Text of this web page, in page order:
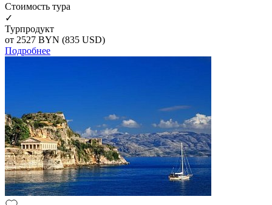
Cтоимость тура
✓
Турпродукт
от 2527 BYN (835 USD)
Подробнее